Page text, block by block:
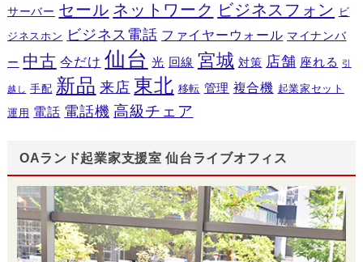
サーバー セール ネットワーク ビジネスフォン ビ
ジネスホン ビジネス電話 ファイヤーウォール マイナンバ
ー 中古 今だけ 仙台 光 回線 宮城 対策 店舗 座れる 引
越し 手配 新品 来店 東北 移転 管理 複合機 起業家セット
運用 電話 電話機 高級チェア
OAランド起業家支援室 仙台ライブオフィス